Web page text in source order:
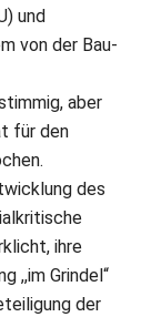
und
von der Bau-
aber
für den
des
ihre
,,im Grindel“
der